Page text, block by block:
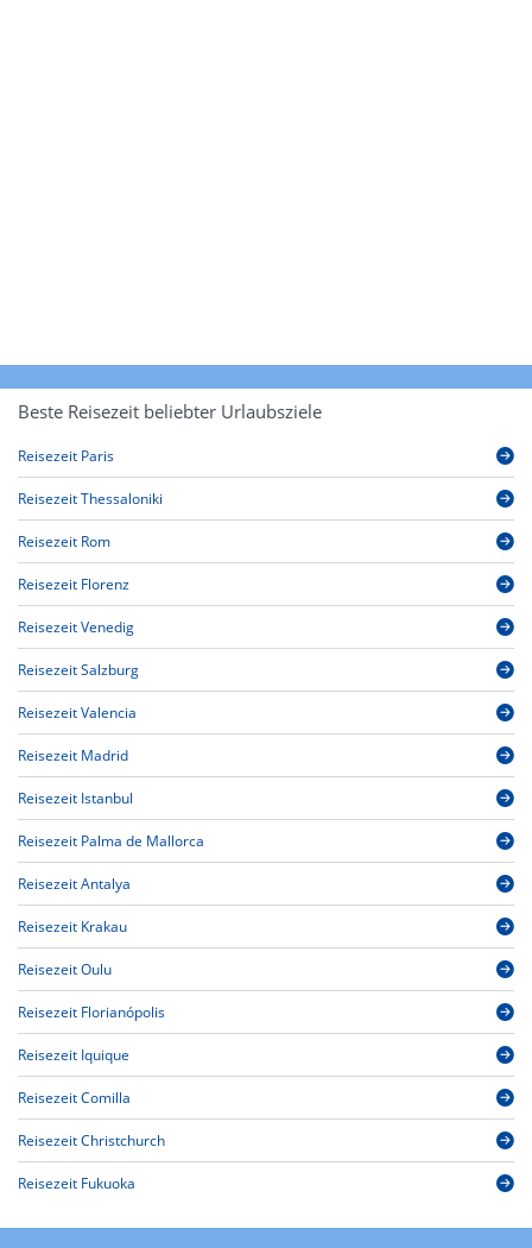
Beste Reisezeit beliebter Urlaubsziele
Reisezeit Paris
Reisezeit Thessaloniki
Reisezeit Rom
Reisezeit Florenz
Reisezeit Venedig
Reisezeit Salzburg
Reisezeit Valencia
Reisezeit Madrid
Reisezeit Istanbul
Reisezeit Palma de Mallorca
Reisezeit Antalya
Reisezeit Krakau
Reisezeit Oulu
Reisezeit Florianópolis
Reisezeit Iquique
Reisezeit Comilla
Reisezeit Christchurch
Reisezeit Fukuoka